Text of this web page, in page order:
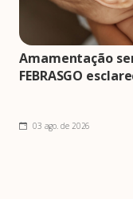
Amamentação
FEBRASGO
03 ago. de 2026